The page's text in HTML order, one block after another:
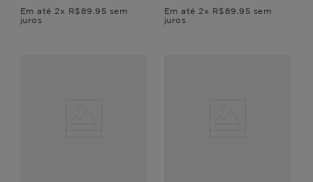
Em até 2x R$89 95 sem
juros
Em até 2x R$89 95 sem
juros